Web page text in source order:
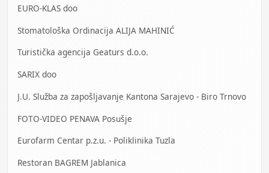
EURO-KLAS doo
Stomatološka Ordinacija ALIJA MAHINIĆ
Turistička agencija Geaturs d.o.o.
SARIX doo
J.U. Služba za zapošljavanje Kantona Sarajevo - Biro Trnovo
FOTO-VIDEO PENAVA Posušje
Eurofarm Centar p.z.u. - Poliklinika Tuzla
Restoran BAGREM Jablanica